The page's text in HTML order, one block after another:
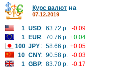
Курс валют на
07.12.2019
1 USD: 63.72 р. -0.09
1
EUR: 70.76 р. +0.04
100 JPY : 58.66 р. +0.05
10 CNY: 90.58 р. -0.03
1 GBP: 83.70 р. -0.17